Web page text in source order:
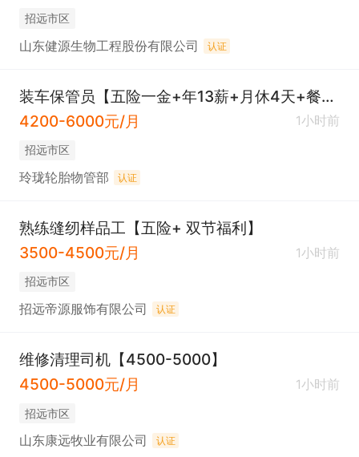
招远市区
山东健源生物工程股份有限公司 认证
装车保管员【五险一金+年13薪+月休4天+餐补】
4200-6000元/月
1小时前
招远市区
玲珑轮胎物管部 认证
熟练缝纫样品工【五险+ 双节福利】
3500-4500元/月
1小时前
招远市区
招远帝源服饰有限公司 认证
维修清理司机【4500-5000】
4500-5000元/月
1小时前
招远市区
山东康远牧业有限公司 认证